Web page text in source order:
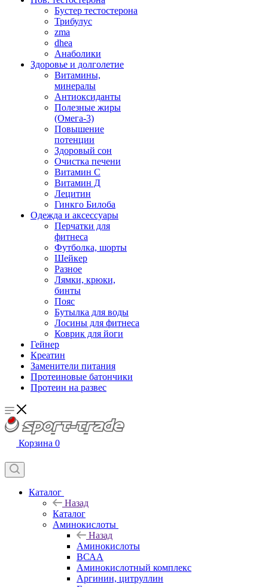
Бустер тестостерона
Трибулус
zma
dhea
Анаболики
Здоровье и долголетие
Витамины,
минералы
Антиоксиданты
Полезные жиры
(Омега-3)
Повышение
потенции
Здоровый сон
Очистка печени
Витамин С
Витамин Д
Лецитин
Гинкго Билоба
Одежда и аксессуары
Перчатки для
фитнеса
Футболка, шорты
Шейкер
Разное
Лямки, крюки,
бинты
Пояс
Бутылка для воды
Лосины для фитнеса
Коврик для йоги
Гейнер
Креатин
Заменители питания
Протеиновые батончики
Протеин на развес
Корзина 0
Каталог
Назад
Каталог
Аминокислоты
Назад
Аминокислоты
ВСАА
Аминокислотный комплекс
Аргинин, цитруллин